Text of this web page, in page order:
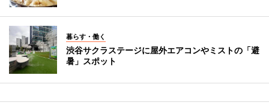
暮らす・働く
渋谷サクラステージに屋外エアコンやミストの「避
暑」スポット